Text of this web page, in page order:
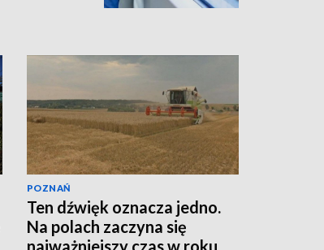
POZNAŃ
Ten dźwięk oznacza jedno.
Na polach zaczyna się
najważniejszy czas w roku